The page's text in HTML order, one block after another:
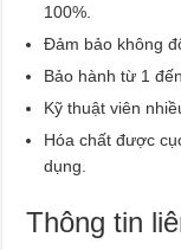
100%.
Đảm bảo không
Bảo hành từ 1
Kỹ thuật viên
Hóa chất được
dụng.
Thông tin